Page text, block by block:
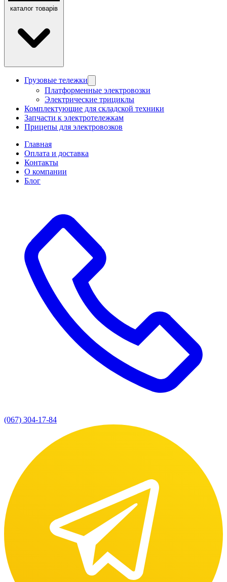
каталог товарів
Грузовые тележки
Платформенные электровозки
Электрические трициклы
Комплектующие для складской техники
Запчасти к электротележкам
Прицепы для электровозков
Главная
Оплата и доставка
Контакты
О компании
Блог
(067) 304-17-84